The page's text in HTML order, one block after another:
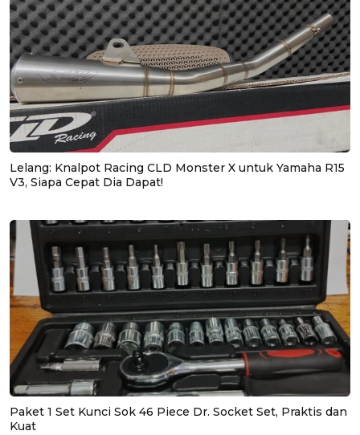
Lelang: Knalpot Racing CLD Monster X untuk Yamaha R15
V3, Siapa Cepat Dia Dapat!
Paket 1 Set Kunci Sok 46 Piece Dr. Socket Set, Praktis dan
Kuat